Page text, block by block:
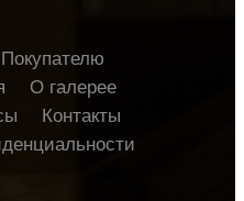
Покупателю
О галерее
Контакты